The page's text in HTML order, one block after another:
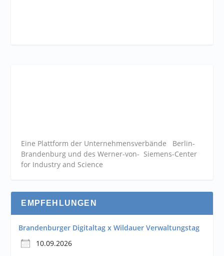
Eine Plattform der Unternehmensverbände Berlin-
Brandenburg und des Werner-von- Siemens-Center
for Industry and Science
EMPFEHLUNGEN
Brandenburger Digitaltag x Wildauer Verwaltungstag
10.09.2026